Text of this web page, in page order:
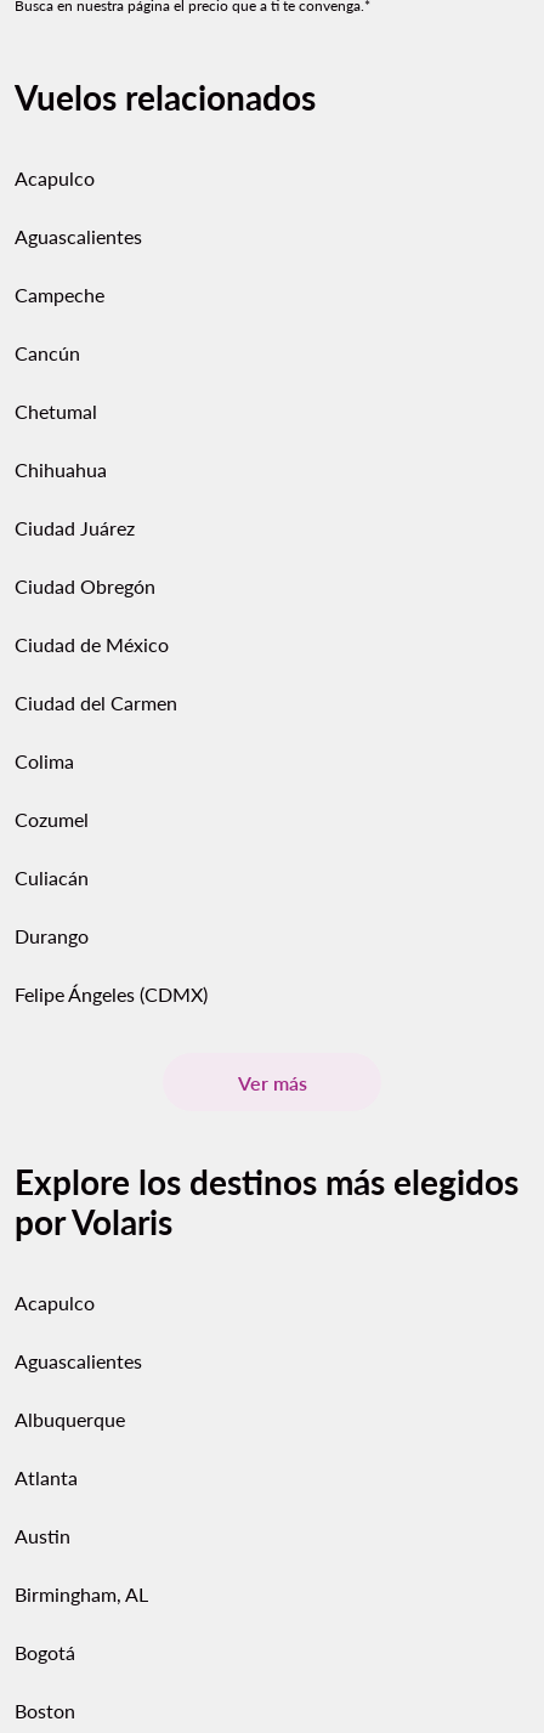
Busca en nuestra página el precio que a ti te convenga.*
Vuelos relacionados
Acapulco
Aguascalientes
Campeche
Cancún
Chetumal
Chihuahua
Ciudad Juárez
Ciudad Obregón
Ciudad de México
Ciudad del Carmen
Colima
Cozumel
Culiacán
Durango
Felipe Ángeles (CDMX)
Ver más
Explore los destinos más elegidos
por Volaris
Acapulco
Aguascalientes
Albuquerque
Atlanta
Austin
Birmingham, AL
Bogotá
Boston